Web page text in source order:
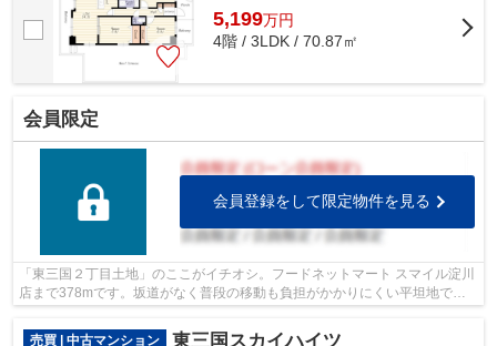
5,199万円
4階 / 3LDK / 70.87㎡
会員限定
会員登録をして限定物件を見る
「東三国２丁目土地」のここがイチオシ。フードネットマート スマイル淀川
店まで378mです。坂道がなく普段の移動も負担がかかりにくい平坦地で
売買 | 中古マンション
東三国スカイハイツ